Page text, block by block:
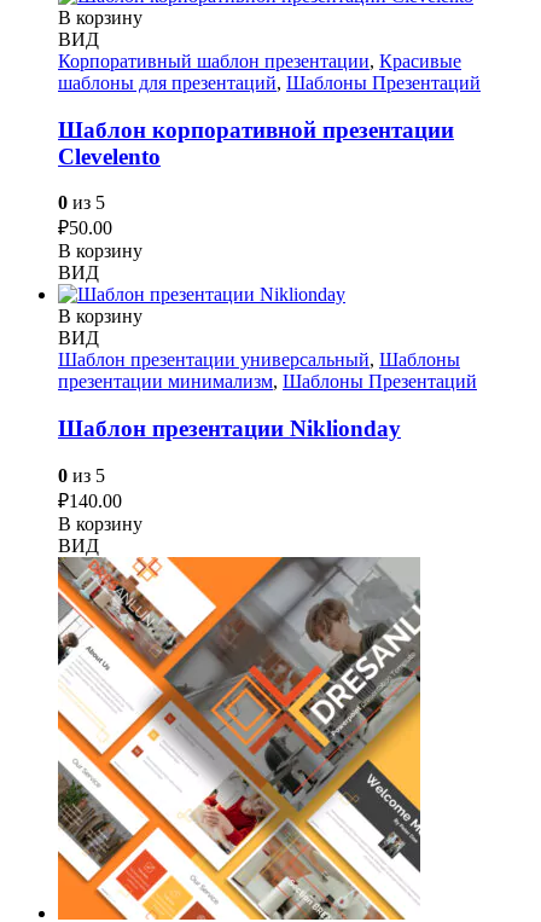
В корзину
ВИД
Корпоративный шаблон презентации, Красивые
шаблоны для презентаций, Шаблоны Презентаций
Шаблон корпоративной презентации
Сlevelento
0 из 5
₽50.00
В корзину
ВИД
В корзину
ВИД
Шаблон презентации универсальный, Шаблоны
презентации минимализм, Шаблоны Презентаций
Шаблон презентации Niklionday
0 из 5
₽140.00
В корзину
ВИД